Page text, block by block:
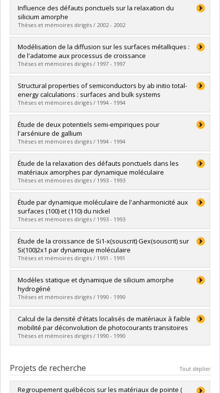
Diplômé(e) :Thibault, Pierre
Cycle :Maîtrise
Diplôme obtenu :M. Sc.
Lien vers le document dans Papyrus
Influence des défauts ponctuels sur la relaxation du
silicium amorphe
Thèses et mémoires dirigés / 2002 - 2002
Diplômé(e) : Dias, Cristiano Luis
Cycle :Maîtrise
Diplôme obtenu :M. Sc.
Lien vers le document dans Papyrus
Modélisation de la diffusion sur les surfaces métalliques :
de l'adatome aux processus de croissance
Thèses et mémoires dirigés / 1997 - 1997
Diplômé(e) :Boisvert, Ghyslain
Cycle :Doctorat
Diplôme obtenu :Ph. D.
Lien vers le document dans Papyrus
Structural properties of semiconductors by ab initio total-
energy calculations : surfaces and bulk systems
Thèses et mémoires dirigés / 1994 - 1994
Diplômé(e) :Jin, Jian-Min
Cycle :Doctorat
Diplôme obtenu :Ph. D.
Lien vers le document dans Papyrus
Étude de deux potentiels semi-empiriques pour
l'arséniure de gallium
Thèses et mémoires dirigés / 1994 - 1994
Diplômé(e) :Aubin, Éric
Cycle :Maîtrise
Diplôme obtenu :M. Sc.
Lien vers le document dans Papyrus
Étude de la relaxation des défauts ponctuels dans les
matériaux amorphes par dynamique moléculaire
Thèses et mémoires dirigés / 1993 - 1993
Diplômé(e) :Lutz, Raymond
Cycle :Maîtrise
Diplôme obtenu :M. Sc.
Lien vers le document dans Papyrus
Étude par dynamique moléculaire de l'anharmonicité aux
surfaces (100) et (110) du nickel
Thèses et mémoires dirigés / 1993 - 1993
Diplômé(e) :Beaudet, Yvon
Cycle :Maîtrise
Diplôme obtenu :M. Sc.
Lien vers le document dans Papyrus
Étude de la croissance de Si1-x(souscrit) Gex(souscrit) sur
Si(100)2x1 par dynamique moléculaire
Thèses et mémoires dirigés / 1991 - 1991
Diplômé(e) :Ethier, Stéphane
Cycle :Maîtrise
Diplôme obtenu :M. Sc.
Lien vers le document dans Papyrus
Modèles statique et dynamique de silicium amorphe
hydrogéné
Thèses et mémoires dirigés / 1990 - 1990
Diplômé(e) :Mousseau, Normand
Cycle :Maîtrise
Diplôme obtenu :M. Sc.
Lien vers le document dans Papyrus
Calcul de la densité d'états localisés de matériaux à faible
mobilité par déconvolution de photocourants transitoires
Thèses et mémoires dirigés / 1990 - 1990
Cycle : Maîtrise
Diplôme obtenu :M. Sc.
Lien vers le document dans Papyrus
Projets de recherche Tout déplier
Regroupement québécois sur les matériaux de pointe (